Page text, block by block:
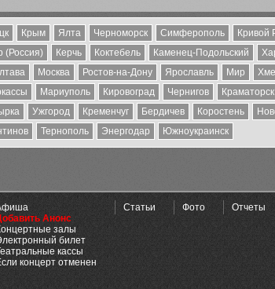
Крым Ялта Черноморск Симферополь Кривой
(Россия) Керчь Коктебель Каменец-Подольский
Москва Ростов-на-Дону Ярославль Мир
Мариуполь Кировоград Чернигов Краматорск
Ужгород Кременчуг Бердичев Коростень
Тернополь Энергодар Южноукраинск
Анонс
залы
билет
кассы
концерт отменен
Статьи Фото Отчеты